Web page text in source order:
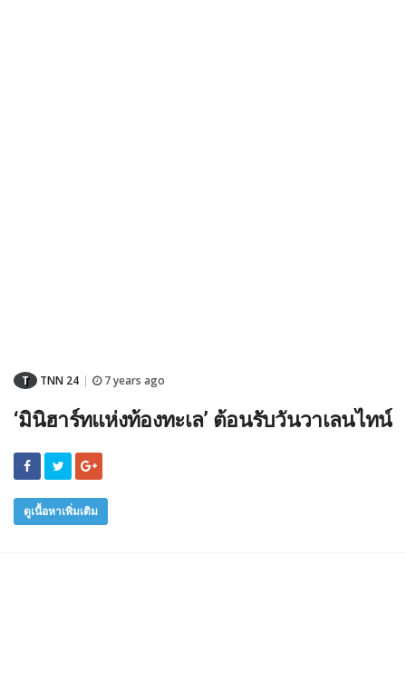
T TNN 24 7 years ago
‘มินิฮาร์ทแห่งท้องทะเล’ ต้อนรับวันวาเลนไทน์
ดูเนื้อหาเพิ่มเติม